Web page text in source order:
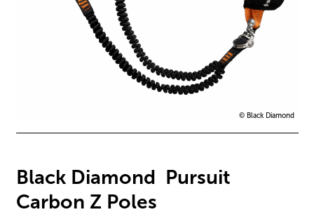
© Black Diamond
Black Diamond Pursuit
Carbon Z Poles